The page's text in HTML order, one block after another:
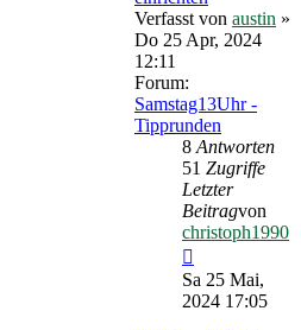
Verfasst von austin »
Do 25 Apr, 2024
12:11
Forum:
Samstag13Uhr -
Tipprunden
8 Antworten
51 Zugriffe
Letzter
Beitragvon
christoph1990
Beitrag
Sa 25 Mai,
2024 17:05